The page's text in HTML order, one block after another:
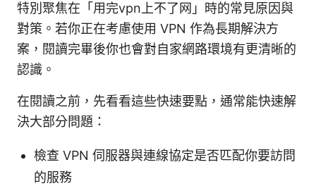
特別聚焦在「用完vpn上不了网」時的常見原因與
對策。若你正在考慮使用 VPN 作為長期解決方
案，閱讀完畢後你也會對自家網路環境有更清晰的
認識。
在閱讀之前，先看看這些快速要點，通常能快速解
決大部分問題：
檢查 VPN 伺服器與連線協定是否匹配你要訪問
的服務